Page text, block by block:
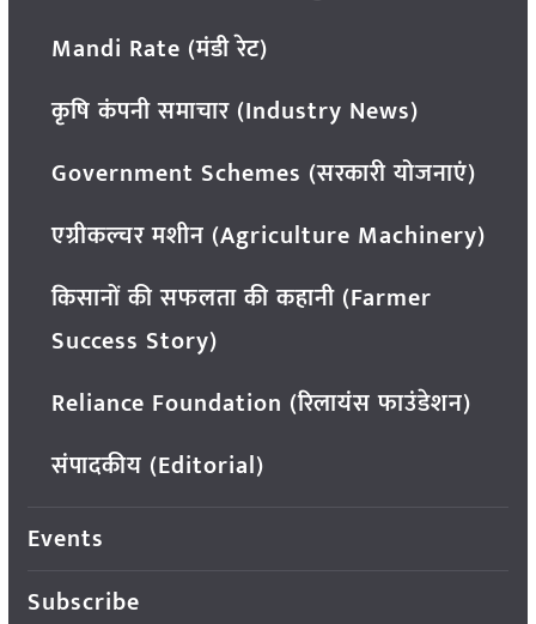
Mandi Rate (मंडी रेट)
कृषि कंपनी समाचार (Industry News)
Government Schemes (सरकारी योजनाएं)
एग्रीकल्चर मशीन (Agriculture Machinery)
किसानों की सफलता की कहानी (Farmer
Success Story)
Reliance Foundation (रिलायंस फाउंडेशन)
संपादकीय (Editorial)
Events
Subscribe